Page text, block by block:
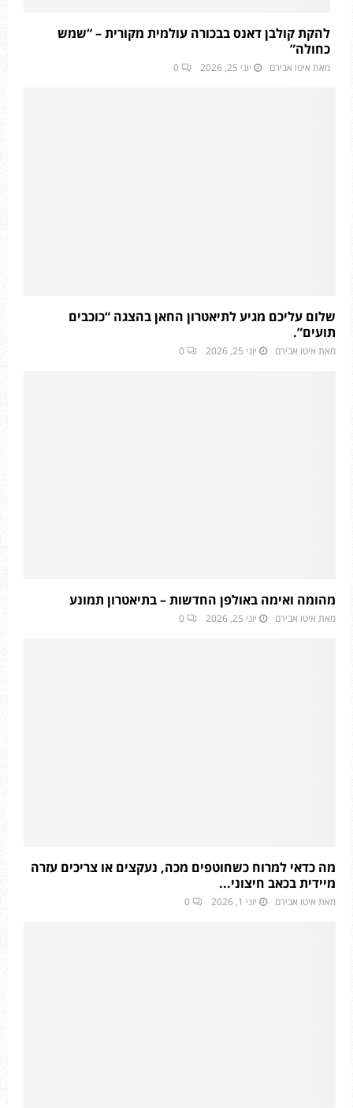
להקת קולבן דאנס בבכורה עולמית מקורית – “שמש
כחולה”
מאת איטו אבירם יוני 25, 2026 0
שלום עליכם מגיע לתיאטרון החאן בהצגה “כוכבים
תועים”.
מאת איטו אבירם יוני 25, 2026 0
מהומה ואימה באולפן החדשות – בתיאטרון תמונע
מאת איטו אבירם יוני 25, 2026 0
מה כדאי למרוח כשחוטפים מכה, נעקצים או צריכים עזרה
מיידית בכאב חיצוני...
מאת איטו אבירם יוני 1, 2026 0